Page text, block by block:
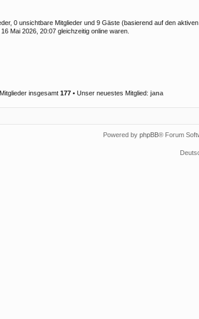
0 unsichtbare Mitglieder und 9 Gäste (basierend auf den
Mai 2026, 20:07 gleichzeitig online waren.
insgesamt 177 • Unser neuestes Mitglied: jana
Powered by phpBB® Forum